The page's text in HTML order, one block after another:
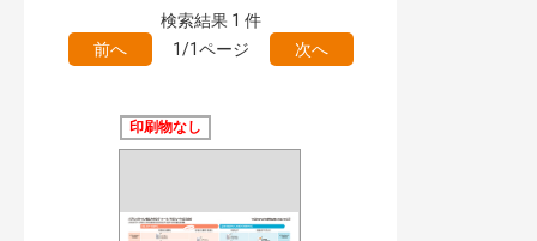
絞り込みの解除
キーワード検索（あいまい）
検索結果 1 件
前へ
1/1ページ 次へ
印刷物なし